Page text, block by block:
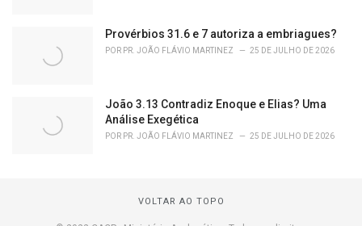
Provérbios 31.6 e 7 autoriza a embriagues?
POR PR. JOÃO FLÁVIO MARTINEZ 25 DE JULHO DE 2026
João 3.13 Contradiz Enoque e Elias? Uma
Análise Exegética
POR PR. JOÃO FLÁVIO MARTINEZ 25 DE JULHO DE 2026
VOLTAR AO TOPO